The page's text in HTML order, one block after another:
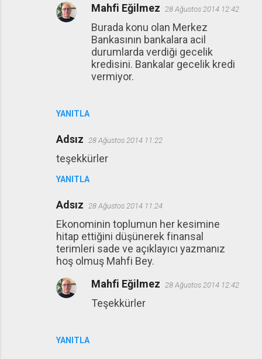
YANITLA
Mahfi Eğilmez 28 Ağustos 2014 12:42
Burada konu olan Merkez
Bankasının bankalara acil
durumlarda verdiği gecelik
kredisini. Bankalar gecelik kredi
vermiyor.
Adsız 28 Ağustos 2014 11:22
teşekkürler
YANITLA
Adsız 28 Ağustos 2014 11:24
Ekonominin toplumun her kesimine
hitap ettiğini düşünerek finansal
terimleri sade ve açıklayıcı yazmanız
hoş olmuş Mahfi Bey.
YANITLA
Mahfi Eğilmez 28 Ağustos 2014 12:42
Teşekkürler